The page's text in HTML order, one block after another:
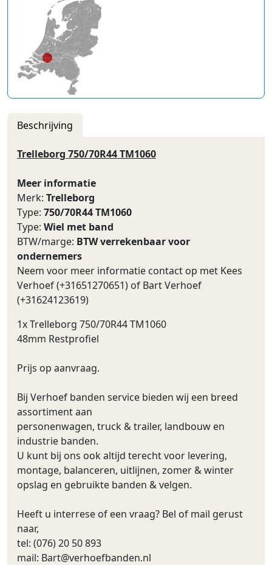
Beschrijving
Trelleborg 750/70R44 TM1060
Meer informatie
Merk: Trelleborg
Type: 750/70R44 TM1060
Type: Wiel met band
BTW/marge: BTW verrekenbaar voor
ondernemers
Neem voor meer informatie contact op met Kees
Verhoef (+31651270651) of Bart Verhoef
(+31624123619)
1x Trelleborg 750/70R44 TM1060
48mm Restprofiel
Prijs op aanvraag.
Bij Verhoef banden service bieden wij een breed
assortiment aan
personenwagen, truck & trailer, landbouw en
industrie banden.
U kunt bij ons ook altijd terecht voor levering,
montage, balanceren, uitlijnen, zomer & winter
opslag en gebruikte banden & velgen.
Heeft u interrese of een vraag? Bel of mail gerust
naar,
tel: (076) 20 50 893
mail: Bart@verhoefbanden.nl